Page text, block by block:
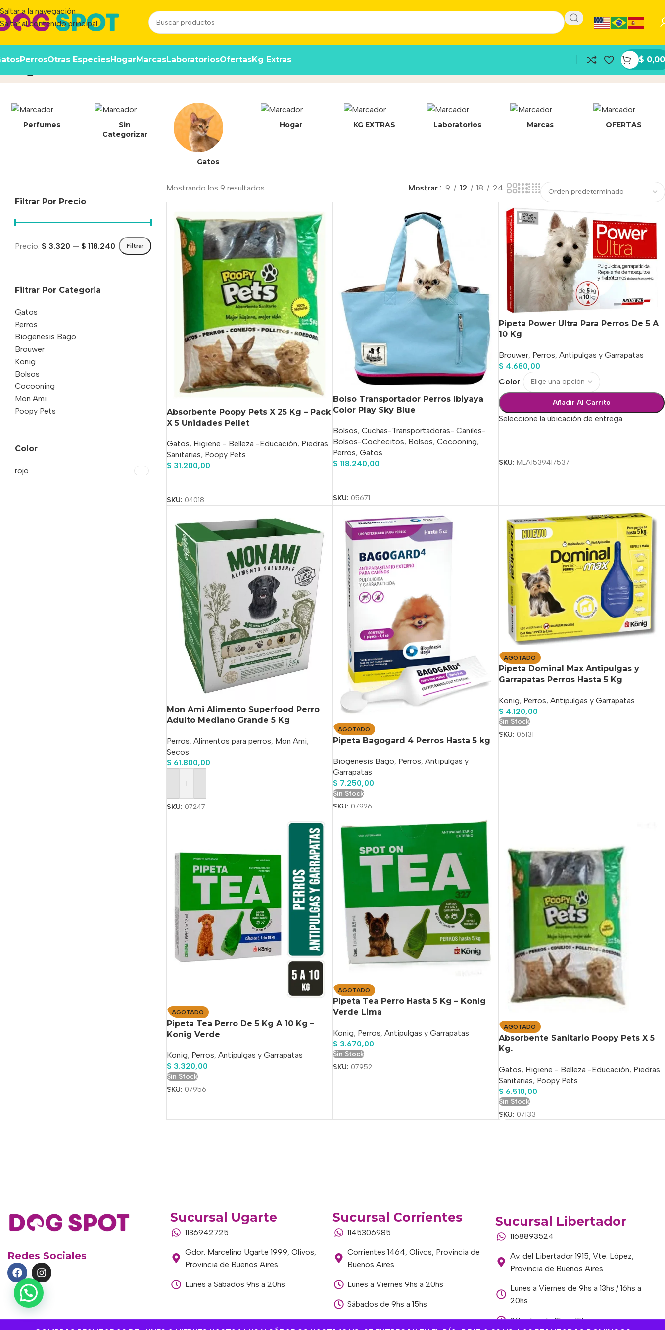
Saltar a la navegación
Saltar al contenido principal
PerrosOtras EspeciesHogarMarcasLaboratoriosOfertasKg Extras $ 0,00
Perfumes
Sin
Categorizar
Gatos
Hogar KG EXTRAS Laboratorios Marcas OFERTAS
Filtrar Por Precio
Filtrar
Precio: $ 3.320 — $ 118.240
Filtrar Por Categoria
Gatos
Perros
Biogenesis Bago
Brouwer
Konig
Bolsos
Cocooning
Mon Ami
Poopy Pets
Color
rojo 1
Mostrando los 9 resultados Mostrar 9 12 18 24
Absorbente Poopy Pets X 25 Kg – Pack
X 5 Unidades Pellet
Gatos, Higiene - Belleza -Educación, Piedras
Sanitarias, Poopy Pets
$ 31.200,00
SKU: 04018
Bolso Transportador Perros Ibiyaya
Color Play Sky Blue
Bolsos, Cuchas-Transportadoras- Caniles-
Bolsos-Cochecitos, Bolsos, Cocooning,
Perros, Gatos
$ 118.240,00
SKU: 05671
Pipeta Power Ultra Para Perros De 5 A
10 Kg
Brouwer, Perros, Antipulgas y Garrapatas
$ 4.680,00
Color
Añadir Al Carrito
Seleccione la ubicación de entrega
SKU:MLA1539417537
Mon Ami Alimento Superfood Perro
Adulto Mediano Grande 5 Kg
Perros, Alimentos para perros, Mon Ami,
Secos
$ 61.800,00
Añadir Al Carrito
SKU: 07247
AGOTADO
Pipeta Bagogard 4 Perros Hasta 5 kg
Biogenesis Bago, Perros, Antipulgas y
Garrapatas
$ 7.250,00
Sin Stock
SKU: 07926
AGOTADO
Pipeta Dominal Max Antipulgas y
Garrapatas Perros Hasta 5 Kg
Konig, Perros, Antipulgas y Garrapatas
$ 4.120,00
Sin Stock
SKU: 06131
AGOTADO
Pipeta Tea Perro De 5 Kg A 10 Kg –
Konig Verde
Konig, Perros, Antipulgas y Garrapatas
$ 3.320,00
Sin Stock
SKU: 07956
AGOTADO
Pipeta Tea Perro Hasta 5 Kg – Konig
Verde Lima
Konig, Perros, Antipulgas y Garrapatas
$ 3.670,00
Sin Stock
SKU: 07952
AGOTADO
Absorbente Sanitario Poopy Pets X 5
Kg.
Gatos, Higiene - Belleza -Educación, Piedras
Sanitarias, Poopy Pets
$ 6.510,00
Sin Stock
SKU: 07133
Redes Sociales
Sucursal Ugarte
1136942725
Gdor. Marcelino Ugarte 1999, Olivos,
Provincia de Buenos Aires
Lunes a Sábados 9hs a 20hs
Sucursal Corrientes
1145306985
Corrientes 1464, Olivos, Provincia de
Buenos Aires
Lunes a Viernes 9hs a 20hs
Sábados de 9hs a 15hs
Sucursal Libertador
1168893524
Av. del Libertador 1915, Vte. López,
Provincia de Buenos Aires
Lunes a Viernes de 9hs a 13hs / 16hs a
20hs
Sábados de 9hs a 15hs